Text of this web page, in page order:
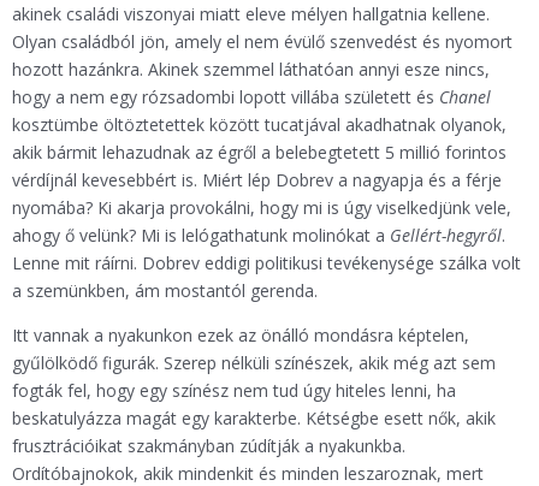
akinek családi viszonyai miatt eleve mélyen hallgatnia kellene.
Olyan családból jön, amely el nem évülő szenvedést és nyomort
hozott hazánkra. Akinek szemmel láthatóan annyi esze nincs,
hogy a nem egy rózsadombi lopott villába született és Chanel
kosztümbe öltöztetettek között tucatjával akadhatnak olyanok,
akik bármit lehazudnak az égről a belebegtetett 5 millió forintos
vérdíjnál kevesebbért is. Miért lép Dobrev a nagyapja és a férje
nyomába? Ki akarja provokálni, hogy mi is úgy viselkedjünk vele,
ahogy ő velünk? Mi is lelógathatunk molinókat a Gellért-hegyről.
Lenne mit ráírni. Dobrev eddigi politikusi tevékenysége szálka volt
a szemünkben, ám mostantól gerenda.
Itt vannak a nyakunkon ezek az önálló mondásra képtelen,
gyűlölködő figurák. Szerep nélküli színészek, akik még azt sem
fogták fel, hogy egy színész nem tud úgy hiteles lenni, ha
beskatulyázza magát egy karakterbe. Kétségbe esett nők, akik
frusztrációikat szakmányban zúdítják a nyakunkba.
Ordítóbajnokok, akik mindenkit és minden leszaroznak, mert